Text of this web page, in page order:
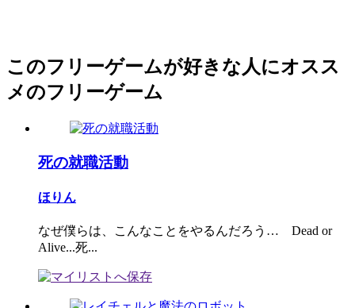
このフリーゲームが好きな人にオスス
メのフリーゲーム
死の就職活動
ほりん
なぜ僕らは、こんなことをやるんだろう… Dead or
Alive...死...